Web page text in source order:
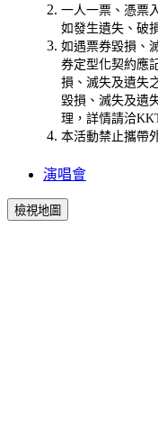
一人一票、憑票
如發生遺失、破
如遇票券毀損、
券定型化契約應
損、滅失及遺失
毀損、滅失及遺
理，詳情請洽
本活動禁止攜帶
演唱會
檢視地圖